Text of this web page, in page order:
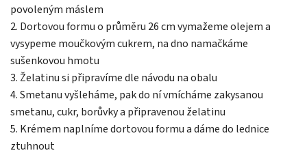
povoleným máslem
2. Dortovou formu o průměru 26 cm vymažeme olejem a
vysypeme moučkovým cukrem, na dno namačkáme
sušenkovou hmotu
3. Želatinu si připravíme dle návodu na obalu
4. Smetanu vyšleháme, pak do ní vmícháme zakysanou
smetanu, cukr, borůvky a připravenou želatinu
5. Krémem naplníme dortovou formu a dáme do lednice
ztuhnout